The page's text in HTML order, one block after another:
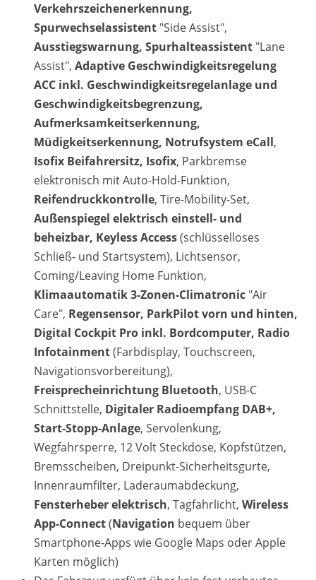
Verkehrszeichenerkennung,
Spurwechselassistent "Side Assist",
Ausstiegswarnung, Spurhalteassistent "Lane
Assist", Adaptive Geschwindigkeitsregelung
ACC inkl. Geschwindigkeitsregelanlage und
Geschwindigkeitsbegrenzung,
Aufmerksamkeitserkennung,
Müdigkeitserkennung, Notrufsystem eCall,
Isofix Beifahrersitz, Isofix, Parkbremse
elektronisch mit Auto-Hold-Funktion,
Reifendruckkontrolle, Tire-Mobility-Set,
Außenspiegel elektrisch einstell- und
beheizbar, Keyless Access(schlüsselloses
Schließ- und Startsystem), Lichtsensor,
Coming/Leaving Home Funktion,
Klimaautomatik 3-Zonen-Climatronic "Air
Care", Regensensor, ParkPilot vorn und hinten,
Digital Cockpit Pro inkl. Bordcomputer, Radio
Infotainment(Farbdisplay, Touchscreen,
Navigationsvorbereitung),
Freisprecheinrichtung Bluetooth, USB-C
Schnittstelle, Digitaler Radioempfang DAB+,
Start-Stopp-Anlage, Servolenkung,
Wegfahrsperre, 12 Volt Steckdose, Kopfstützen,
Bremsscheiben, Dreipunkt-Sicherheitsgurte,
Innenraumfilter, Laderaumabdeckung,
Fensterheber elektrisch, Tagfahrlicht, Wireless
App-Connect(Navigation bequem über
Smartphone-Apps wie Google Maps oder Apple
Karten möglich)